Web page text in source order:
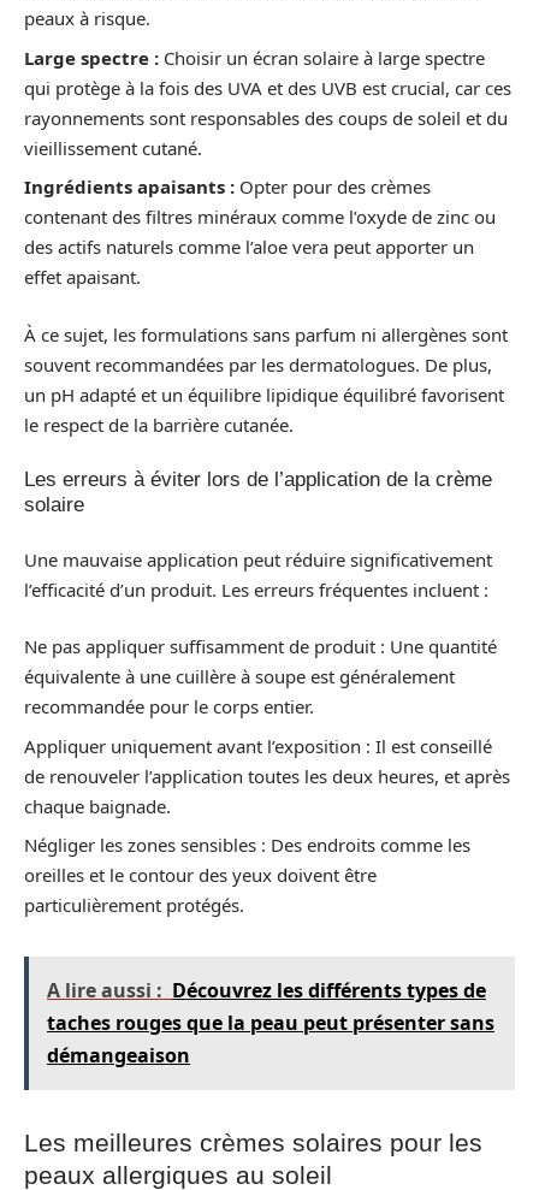
peaux à risque.
Large spectre : Choisir un écran solaire à large spectre
qui protège à la fois des UVA et des UVB est crucial, car ces
rayonnements sont responsables des coups de soleil et du
vieillissement cutané.
Ingrédients apaisants : Opter pour des crèmes
contenant des filtres minéraux comme l’oxyde de zinc ou
des actifs naturels comme l’aloe vera peut apporter un
effet apaisant.
À ce sujet, les formulations sans parfum ni allergènes sont
souvent recommandées par les dermatologues. De plus,
un pH adapté et un équilibre lipidique équilibré favorisent
le respect de la barrière cutanée.
Les erreurs à éviter lors de l’application de la crème
solaire
Une mauvaise application peut réduire significativement
l’efficacité d’un produit. Les erreurs fréquentes incluent :
Ne pas appliquer suffisamment de produit : Une quantité
équivalente à une cuillère à soupe est généralement
recommandée pour le corps entier.
Appliquer uniquement avant l’exposition : Il est conseillé
de renouveler l’application toutes les deux heures, et après
chaque baignade.
Négliger les zones sensibles : Des endroits comme les
oreilles et le contour des yeux doivent être
particulièrement protégés.
A lire aussi : Découvrez les différents types de
taches rouges que la peau peut présenter sans
démangeaison
Les meilleures crèmes solaires pour les
peaux allergiques au soleil